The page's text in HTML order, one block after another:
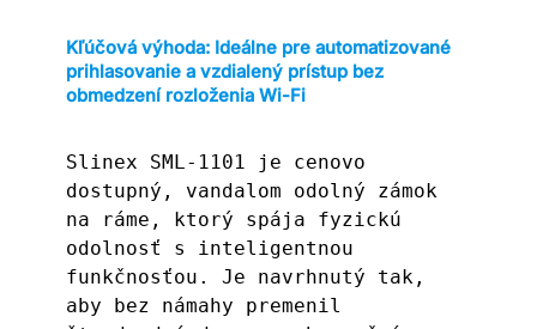
Kľúčová výhoda: Ideálne pre automatizované
prihlasovanie a vzdialený prístup bez
obmedzení rozloženia Wi-Fi
Slinex SML-1101 je cenovo
dostupný, vandalom odolný zámok
na ráme, ktorý spája fyzickú
odolnosť s inteligentnou
funkčnosťou. Je navrhnutý tak,
aby bez námahy premenil